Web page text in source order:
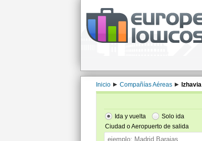
Inicio Compañías Aéreas Izhavia
Ida y vuelta
Solo ida
Ciudad o Aeropuerto de salida